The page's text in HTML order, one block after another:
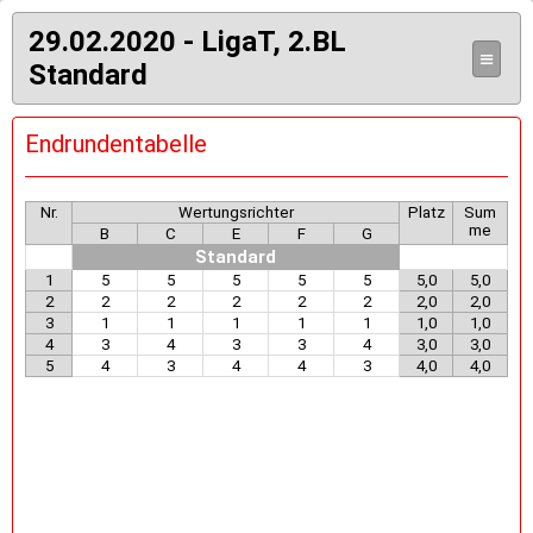
29.02.2020 - LigaT, 2.BL
Standard
≡
Endrundentabelle
Nr. Wertungsrichter Platz
Sum
me
B C E F G
Standard
1 5 5 5 5 5 5,0
5,0
2
2 2 2 2 2 2,0
2,0
3
1 1 1 1 1 1,0
1,0
4
3 4 3 3 4 3,0
3,0
5
4 3 4 4 3 4,0 4,0